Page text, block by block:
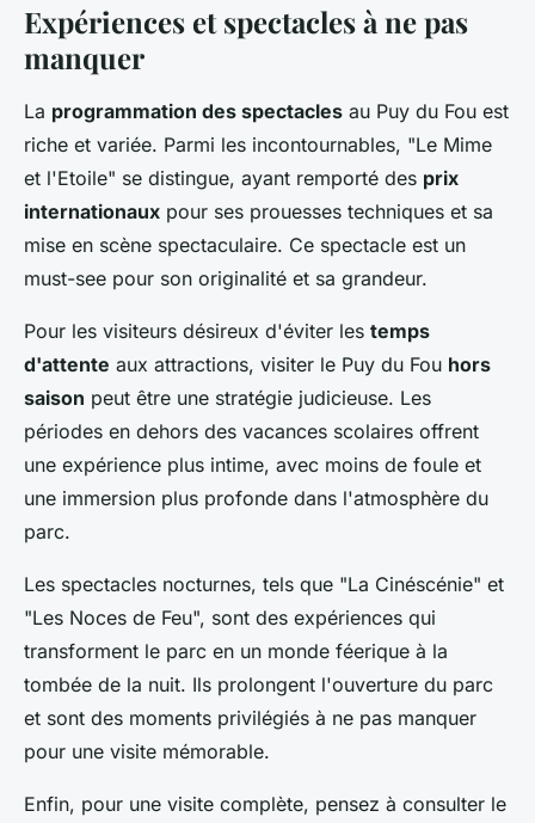
Expériences et spectacles à ne pas
manquer
La programmation des spectacles au Puy du Fou est
riche et variée. Parmi les incontournables, "Le Mime
et l'Etoile" se distingue, ayant remporté des prix
internationaux pour ses prouesses techniques et sa
mise en scène spectaculaire. Ce spectacle est un
must-see pour son originalité et sa grandeur.
Pour les visiteurs désireux d'éviter les temps
d'attente aux attractions, visiter le Puy du Fou hors
saison peut être une stratégie judicieuse. Les
périodes en dehors des vacances scolaires offrent
une expérience plus intime, avec moins de foule et
une immersion plus profonde dans l'atmosphère du
parc.
Les spectacles nocturnes, tels que "La Cinéscénie" et
"Les Noces de Feu", sont des expériences qui
transforment le parc en un monde féerique à la
tombée de la nuit. Ils prolongent l'ouverture du parc
et sont des moments privilégiés à ne pas manquer
pour une visite mémorable.
Enfin, pour une visite complète, pensez à consulter le